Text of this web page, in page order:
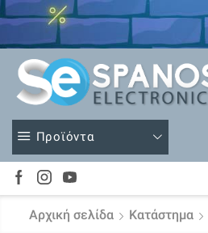
Προϊόντα
Αρχική σελίδα Κατάστημα